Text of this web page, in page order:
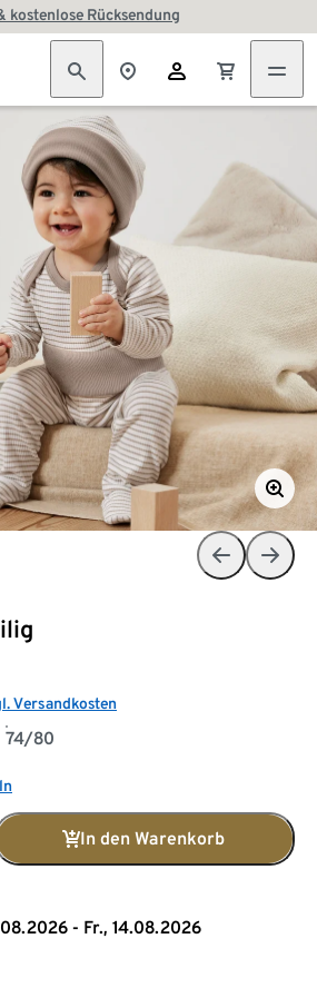
kostenlose Rücksendung
Versandkosten
74/80
In den Warenkorb
- Fr., 14.08.2026